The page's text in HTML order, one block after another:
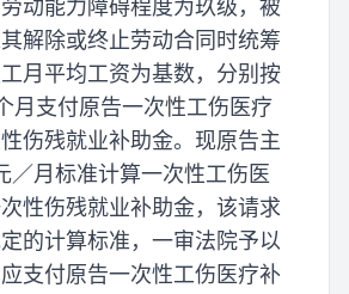
动能力障碍程度为玖级，被
解除或终止劳动合同时统筹
月平均工资为基数，分别按
月支付原告一次性工伤医疗
伤残就业补助金。现原告主
／月标准计算一次性工伤医
性伤残就业补助金，该请求
的计算标准，一审法院予以
支付原告一次性工伤医疗补